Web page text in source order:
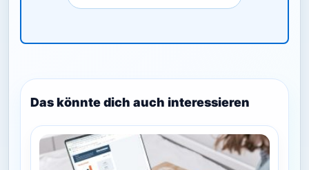
Das könnte dich auch interessieren